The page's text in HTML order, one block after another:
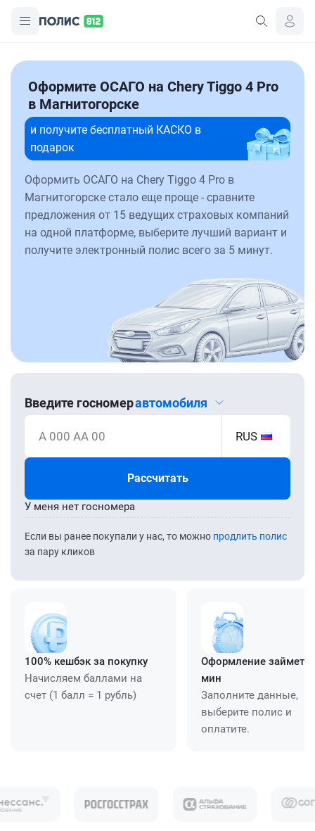
Оформите ОСАГО на Chery Tiggo 4 Pro
в Магнитогорске
и получите бесплатный КАСКО в
подарок
Оформить ОСАГО на Chery Tiggo 4 Pro в
Магнитогорске стало еще проще - сравните
предложения от 15 ведущих страховых компаний
на одной платформе, выберите лучший вариант и
получите электронный полис всего за 5 минут.
Введите госномеравтомобиля
А 000 АА 00 RUS
Рассчитать
Если вы ранее покупали у нас, то можно продлить полис
за пару кликов
У меня нет госномера
100% кешбэк за покупку
Начисляем баллами на
счет (1 балл = 1 рубль)
Оформление займет
мин
Заполните данные,
выберите полис и
оплатите.